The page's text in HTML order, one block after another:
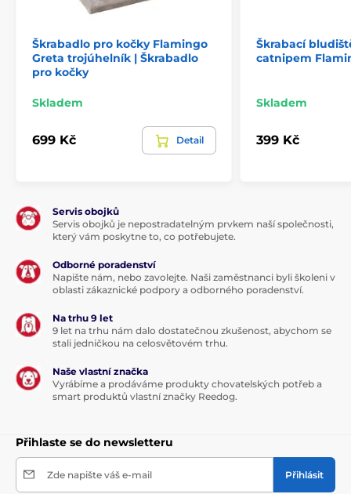
Škrabadlo pro kočky Flamingo
Greta trojúhelník | Škrabadlo
pro kočky
Skladem
699 Kč Detail
Škrabací
catnipem
Skladem
399 Kč
Servis obojků
Servis obojků je nepostradatelným prvkem naší společnosti,
který vám poskytne to, co potřebujete.
Odborné poradenství
Napište nám, nebo zavolejte. Naši zaměstnanci byli školeni v
oblasti zákaznické podpory a odborného poradenství.
Na trhu 9 let
9 let na trhu nám dalo dostatečnou zkušenost, abychom se
stali jedničkou na celosvětovém trhu.
Naše vlastní značka
Vyrábíme a prodáváme produkty chovatelských potřeb a
smart produktů vlastní značky Reedog.
Přihlaste se do newsletteru
Zde napište váš e-mail Přihlásit